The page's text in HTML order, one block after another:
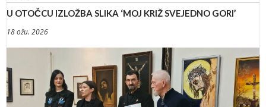
U OTOČCU IZLOŽBA SLIKA ‘MOJ KRIŽ SVEJEDNO GORI’
18 ožu. 2026